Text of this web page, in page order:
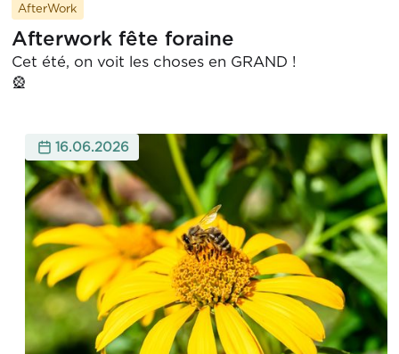
AfterWork
Afterwork fête foraine
Cet été, on voit les choses en GRAND !
16.06.2026